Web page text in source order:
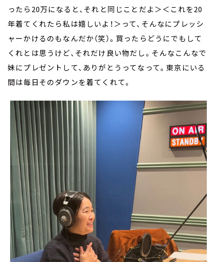
ったら20万になると、それと同じことだよ＞＜これを20
年着てくれたら私は嬉しいよ！＞って、そんなにプレッシ
ャーかけるのもなんだか（笑）。買ったらどうにでもして
くれとは思うけど、それだけ良い物だし。そんなこんなで
妹にプレゼントして、ありがとうってなって。東京にいる
間は毎日そのダウンを着てくれて。